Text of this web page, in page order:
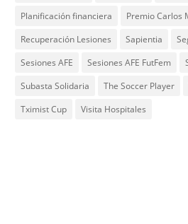
Planificación financiera
Premio Carlos
Recuperación Lesiones
Sapientia
Sesiones AFE
Sesiones AFE FutFem
Subasta Solidaria
The Soccer Player
Tximist Cup
Visita Hospitales